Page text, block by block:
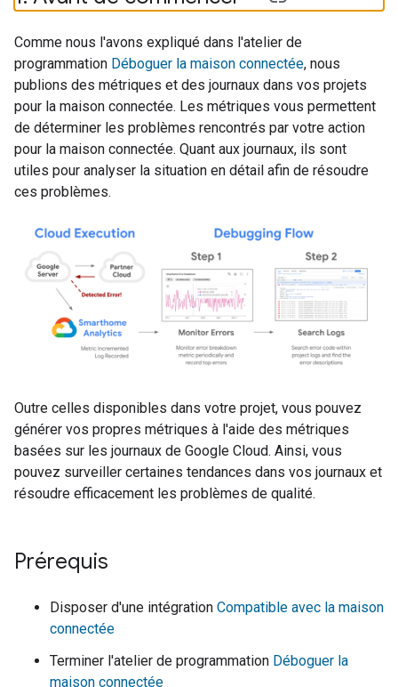
Comme nous l'avons expliqué dans l'atelier de
programmation Déboguer la maison connectée, nous
publions des métriques et des journaux dans vos projets
pour la maison connectée. Les métriques vous permettent
de déterminer les problèmes rencontrés par votre action
pour la maison connectée. Quant aux journaux, ils sont
utiles pour analyser la situation en détail afin de résoudre
ces problèmes.
Outre celles disponibles dans votre projet, vous pouvez
générer vos propres métriques à l'aide des métriques
basées sur les journaux de Google Cloud. Ainsi, vous
pouvez surveiller certaines tendances dans vos journaux et
résoudre efficacement les problèmes de qualité.
Prérequis
Disposer d'une intégration Compatible avec la maison
connectée
Terminer l'atelier de programmation Déboguer la
maison connectée